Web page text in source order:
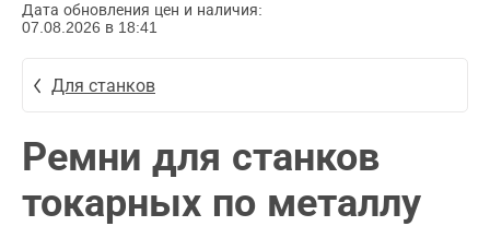
Дата обновления цен и наличия:
07.08.2026 в 18:41
Для станков
Ремни для станков
токарных по металлу